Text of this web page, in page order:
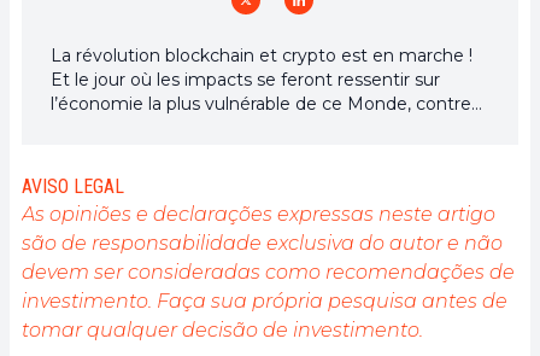
La révolution blockchain et crypto est en marche !
Et le jour où les impacts se feront ressentir sur
l’économie la plus vulnérable de ce Monde, contre
AVISO LEGAL
As opiniões e declarações expressas neste artigo
são de responsabilidade exclusiva do autor e não
devem ser consideradas como recomendações de
investimento. Faça sua própria pesquisa antes de
tomar qualquer decisão de investimento.